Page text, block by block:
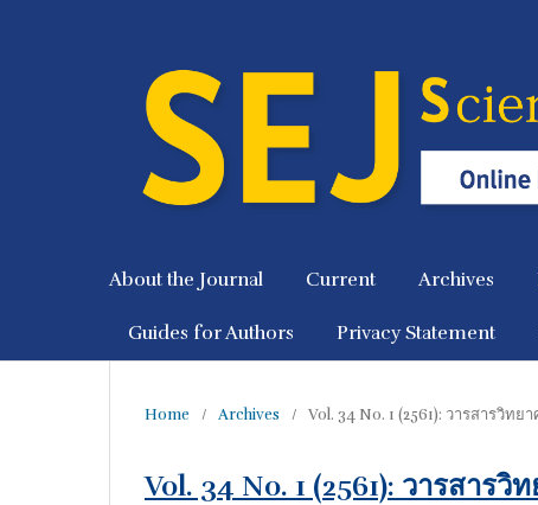
About the Journal Current Archives
Guides for Authors Privacy Statement
Home / Archives / Vol. 34 No. 1 (2561): วารสารวิท
Vol. 34 No. 1 (2561): วารสาร